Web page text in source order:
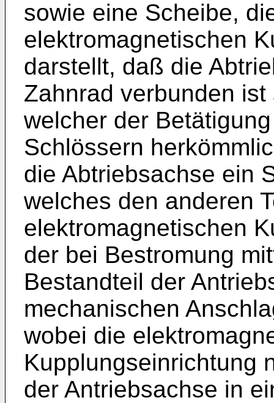
sowie eine Scheibe,
elektromagnetischen
darstellt, daß die
Zahnrad verbunden
welcher der
Schlössern
die Abtriebsachse ein
welches den anderen
elektromagnetischen
der bei Bestromung
Bestandteil der
mechanischen
wobei die
Kupplungseinrichtung
der Antriebsachse in